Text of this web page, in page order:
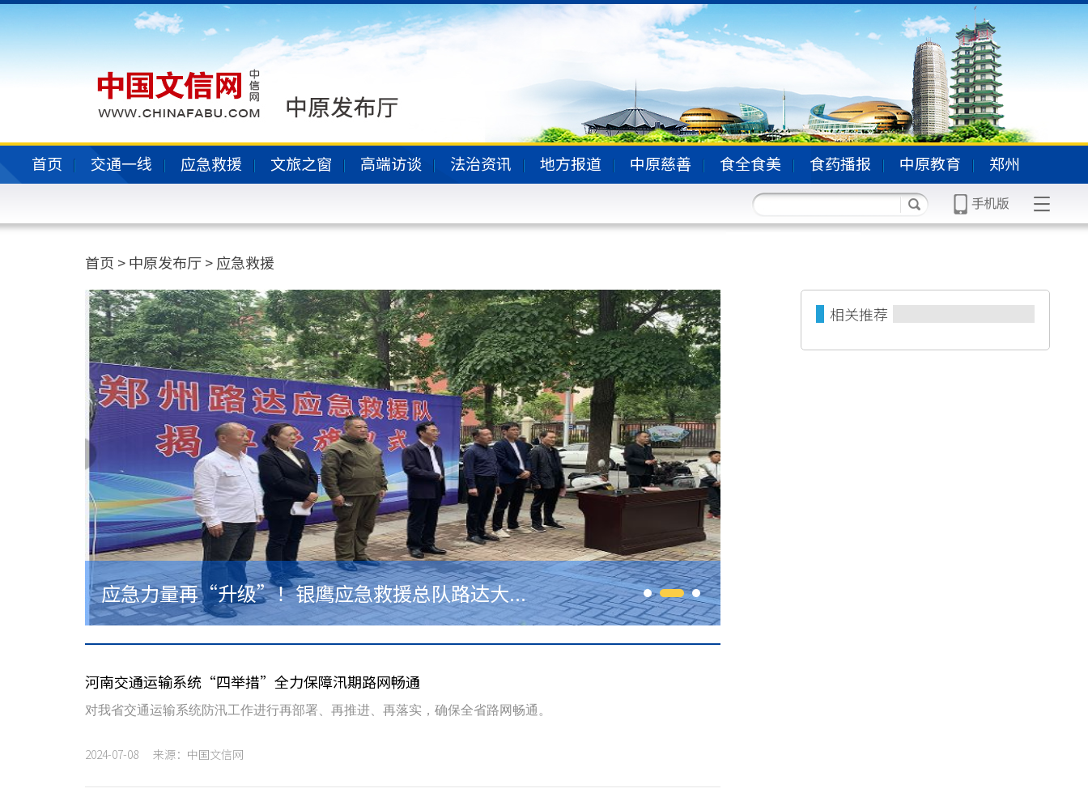
首页 交通一线 应急救援 文旅之窗 高端访谈 法治资讯 地方报道 中原慈善 食全食美 食药播报 中原教育 郑州
首页 >中原发布厅>应急救援
应急力量再“升级”！银鹰应急救援总队路达大...
河南交通运输系统“四举措”全力保障汛期路网畅通
对我省交通运输系统防汛工作进行再部署、再推进、再落实，确保全省路网畅通。
2024-07-08 来源：中国文信网
相关推荐